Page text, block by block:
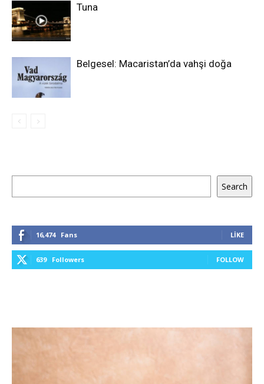
Tuna
Belgesel: Macaristan’da vahşi doğa
Search
16,474 Fans LIKE
639 Followers FOLLOW